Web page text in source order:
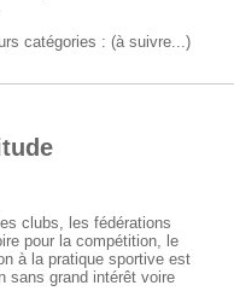
catégories : (à suivre...)
clubs, les fédérations
pour la compétition, le
à la pratique sportive est
sans grand intérêt voire